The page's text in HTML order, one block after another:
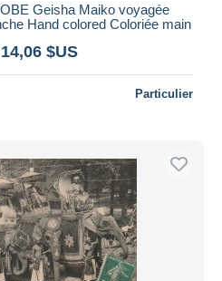
Geisha Maiko voyagée
Hand colored Coloriée main
$US
Particulier